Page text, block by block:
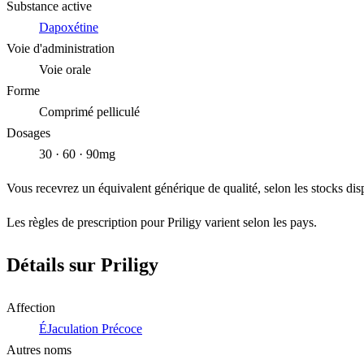
Substance active
Dapoxétine
Voie d'administration
Voie orale
Forme
Comprimé pelliculé
Dosages
30 · 60 · 90mg
Vous recevrez un équivalent générique de qualité, selon les stocks
Les règles de prescription pour Priligy varient selon les pays.
Détails sur Priligy
Affection
ÉJaculation Précoce
Autres noms